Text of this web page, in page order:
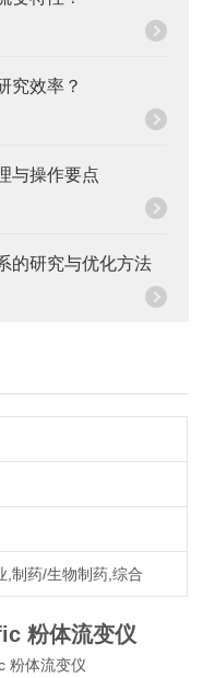
究效率？
与操作要点
的研究与优化方法
,制药/生物制药,综合
粉体流变仪